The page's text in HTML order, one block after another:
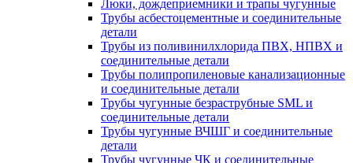
Люки, дождеприемники и трапы чугунные
Трубы асбестоцементные и соединительные
детали
Трубы из поливинилхлорида ПВХ, НПВХ и
соединительные детали
Трубы полипропиленовые канализационные
и соединительные детали
Трубы чугунные безраструбные SML и
соединительные детали
Трубы чугунные ВЧШГ и соединительные
детали
Трубы чугунные ЧК и соединительные